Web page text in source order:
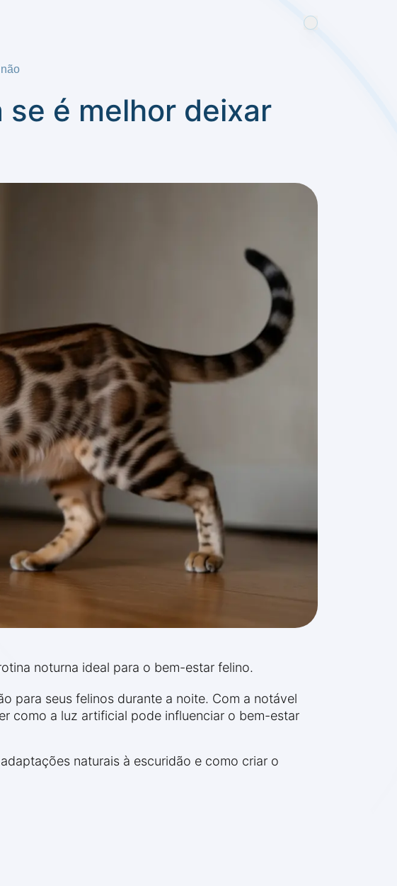
se é melhor deixar
noturna ideal para o bem-estar felino.
para seus felinos durante a noite. Com a notável
como a luz artificial pode influenciar o bem-estar
naturais à escuridão e como criar o